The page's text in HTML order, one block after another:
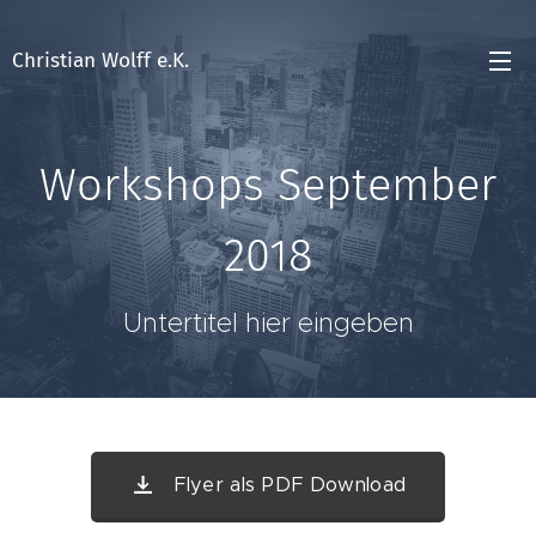
Christian Wolff e.K.
Workshops September
2018
Untertitel hier eingeben
Flyer als PDF Download